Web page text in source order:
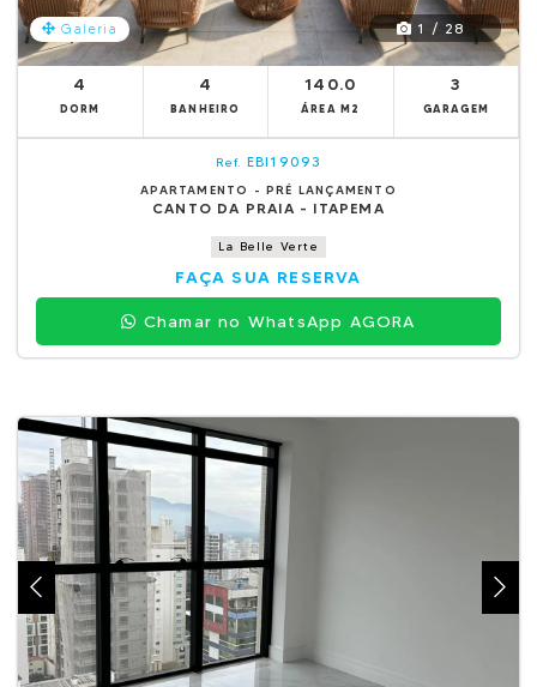
Galeria 1 / 28
4
DORM
4
BANHEIRO
140.0
ÁREA M2
3
GARAGEM
Ref. EBI19093
APARTAMENTO - PRÉ LANÇAMENTO
CANTO DA PRAIA - ITAPEMA
La Belle Verte
FAÇA SUA RESERVA
Chamar no WhatsApp AGORA